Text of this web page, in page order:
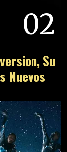
02
Su
Nuevos